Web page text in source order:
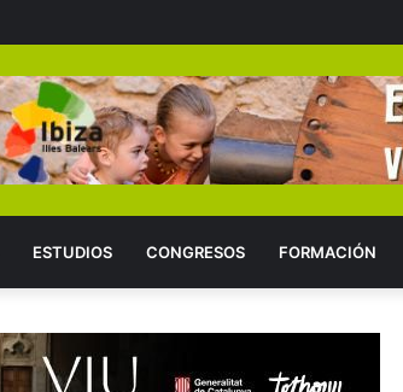
ESTUDIOS CONGRESOS FORMACIÓN